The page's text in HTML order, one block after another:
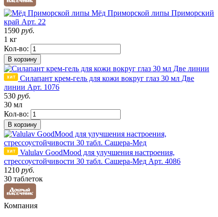
Мёд Приморской липы Приморский
край Арт. 22
1590 руб.
1 кг
Кол-во:
В корзину
Силапант крем-гель для кожи вокруг глаз 30 мл Две
линии Арт. 1076
530 руб.
30 мл
Кол-во:
В корзину
Valulav GoodMood для улучшения настроения,
стрессоустойчивости 30 табл. Сашера-Мед Арт. 4086
1210 руб.
30 таблеток
Компания